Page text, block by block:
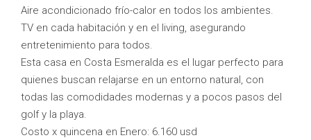
Aire acondicionado frío-calor en todos los ambientes.
TV en cada habitación y en el living, asegurando
entretenimiento para todos.
Esta casa en Costa Esmeralda es el lugar perfecto para
quienes buscan relajarse en un entorno natural, con
todas las comodidades modernas y a pocos pasos del
golf y la playa.
Costo x quincena en Enero: 6.160 usd